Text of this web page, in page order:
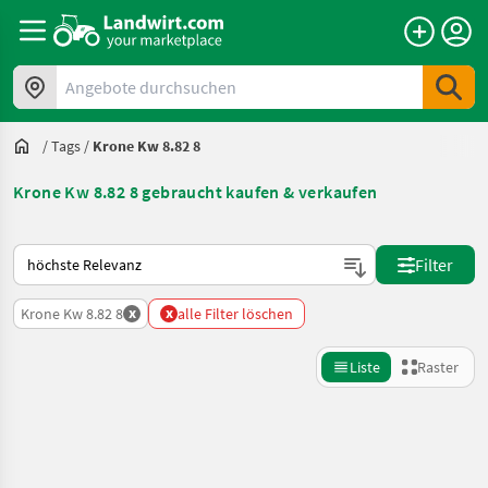
Angebote durchsuchen
/Tags / Krone Kw 8.82 8
Krone Kw 8.82 8 gebraucht kaufen & verkaufen
So wird auf Landwirt.com sortiert
Filter
Krone Kw 8.82 8 x x alle Filter löschen
Liste Raster